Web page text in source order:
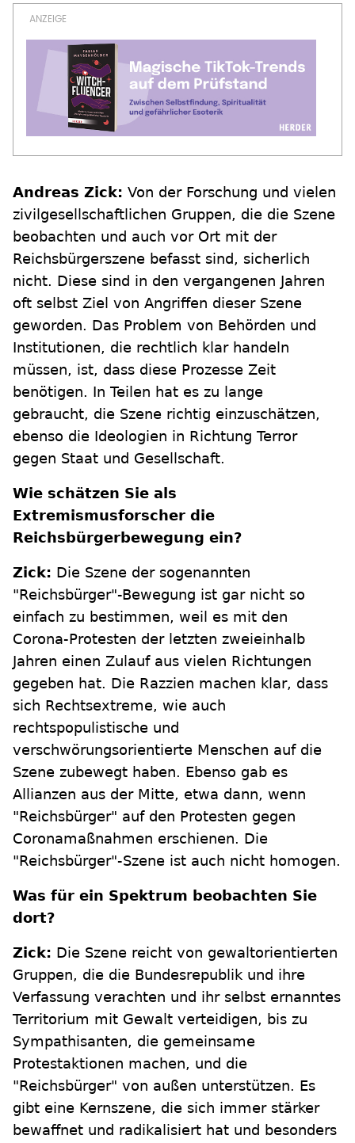
Andreas Zick: Von der Forschung und vielen
zivilgesellschaftlichen Gruppen, die die Szene
beobachten und auch vor Ort mit der
Reichsbürgerszene befasst sind, sicherlich
nicht. Diese sind in den vergangenen Jahren
oft selbst Ziel von Angriffen dieser Szene
geworden. Das Problem von Behörden und
Institutionen, die rechtlich klar handeln
müssen, ist, dass diese Prozesse Zeit
benötigen. In Teilen hat es zu lange
gebraucht, die Szene richtig einzuschätzen,
ebenso die Ideologien in Richtung Terror
gegen Staat und Gesellschaft.
Wie schätzen Sie als
Extremismusforscher die
Reichsbürgerbewegung ein?
Zick: Die Szene der sogenannten
"Reichsbürger"-Bewegung ist gar nicht so
einfach zu bestimmen, weil es mit den
Corona-Protesten der letzten zweieinhalb
Jahren einen Zulauf aus vielen Richtungen
gegeben hat. Die Razzien machen klar, dass
sich Rechtsextreme, wie auch
rechtspopulistische und
verschwörungsorientierte Menschen auf die
Szene zubewegt haben. Ebenso gab es
Allianzen aus der Mitte, etwa dann, wenn
"Reichsbürger" auf den Protesten gegen
Coronamaßnahmen erschienen. Die
"Reichsbürger"-Szene ist auch nicht homogen.
Was für ein Spektrum beobachten Sie
dort?
Zick: Die Szene reicht von gewaltorientierten
Gruppen, die die Bundesrepublik und ihre
Verfassung verachten und ihr selbst ernanntes
Territorium mit Gewalt verteidigen, bis zu
Sympathisanten, die gemeinsame
Protestaktionen machen, und die
"Reichsbürger" von außen unterstützen. Es
gibt eine Kernszene, die sich immer stärker
bewaffnet und radikalisiert hat und besonders